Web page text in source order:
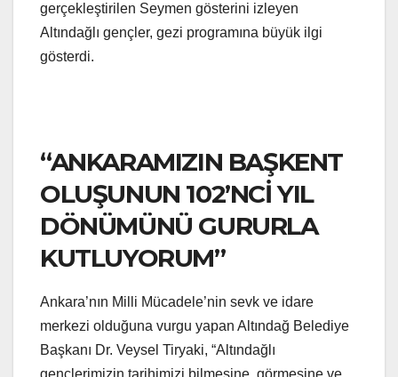
gerçekleştirilen Seymen gösterini izleyen
Altındağlı gençler, gezi programına büyük ilgi
gösterdi.
“ANKARAMIZIN BAŞKENT
OLUŞUNUN 102’NCİ YIL
DÖNÜMÜNÜ GURURLA
KUTLUYORUM”
Ankara’nın Milli Mücadele’nin sevk ve idare
merkezi olduğuna vurgu yapan Altındağ Belediye
Başkanı Dr. Veysel Tiryaki, “Altındağlı
gençlerimizin tarihimizi bilmesine, görmesine ve